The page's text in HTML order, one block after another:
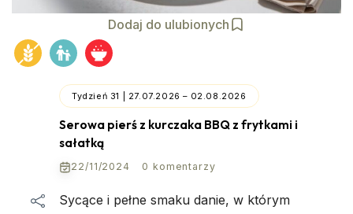
Dodaj do ulubionych
Tydzień 31 | 27.07.2026 – 02.08.2026
Serowa pierś z kurczaka BBQ z frytkami i
sałatką
22/11/2024 0 komentarzy
Sycące i pełne smaku danie, w którym